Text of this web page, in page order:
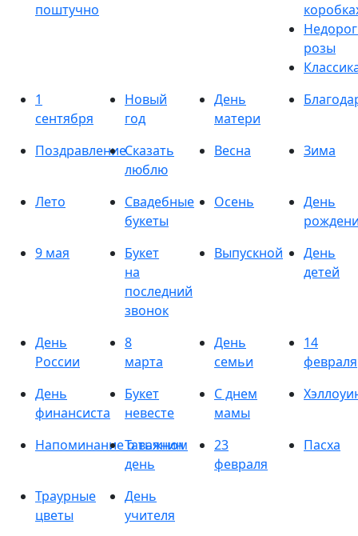
поштучно
розы
1
сентября
Новый
год
День
матери
ПоздравлениеСказать
люблю
Весна Зима
Лето
Свадебные
букеты
Осень
День
9 мая
Букет
на
последний
звонок
Выпускной
День
детей
День
России
8
марта
День
семьи
14
февраля
День
финансиста
Букет
невесте
С днем
мамы
Напоминание о важном
Татьянин
день
23
февраля
Пасха
Траурные
цветы
День
учителя